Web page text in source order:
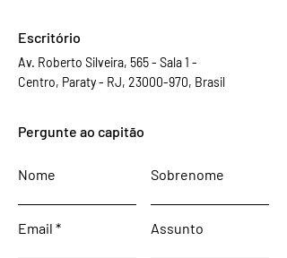
Escritório
Av. Roberto Silveira, 565 - Sala 1 -
Centro, Paraty - RJ, 23000-970, Brasil
Pergunte ao capitão
Nome Sobrenome
Email Assunto